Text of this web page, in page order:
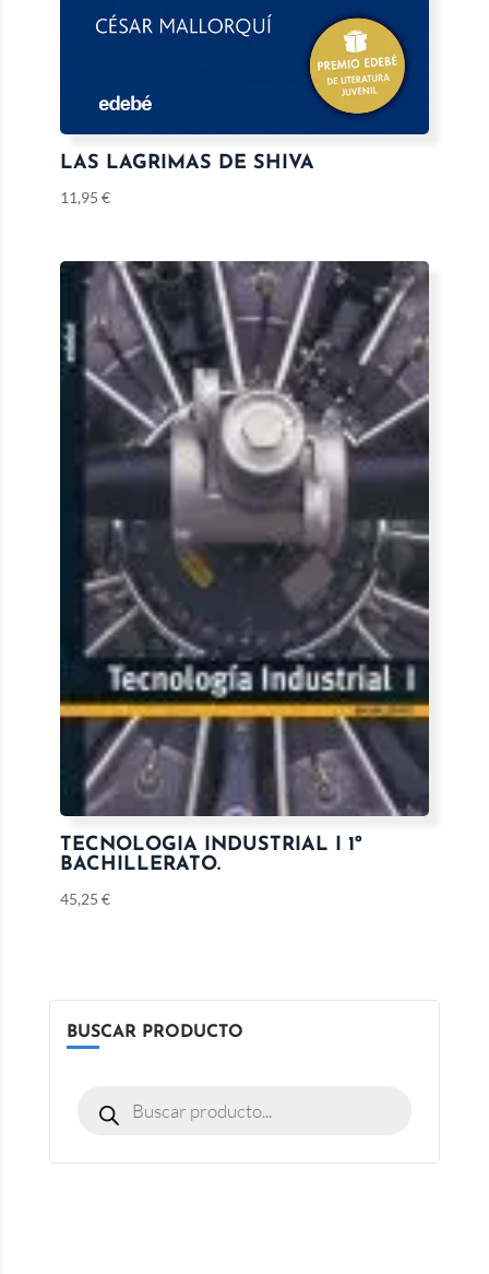
LAS LAGRIMAS DE SHIVA
11,95 €
TECNOLOGIA INDUSTRIAL I 1º
BACHILLERATO.
45,25 €
BUSCAR PRODUCTO